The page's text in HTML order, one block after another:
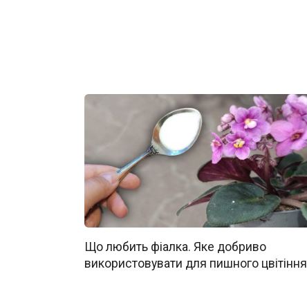
Що любить фіалка. Яке добриво
використовувати для пишного цвітіння